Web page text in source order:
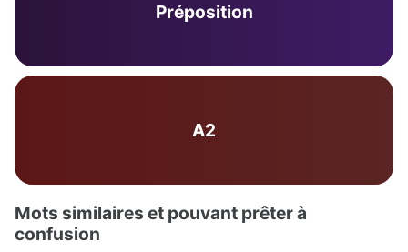
Préposition
A2
Mots similaires et pouvant prêter à
confusion